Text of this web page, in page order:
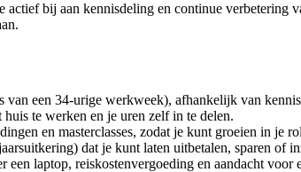
actief bij aan kennisdeling en continue
van een 34-urige werkweek), afhankelijk van
te werken en je uren zelf in te delen.
en masterclasses, zodat je kunt groeien in je
dat je kunt laten uitbetalen, sparen of
laptop, reiskostenvergoeding en aandacht voor